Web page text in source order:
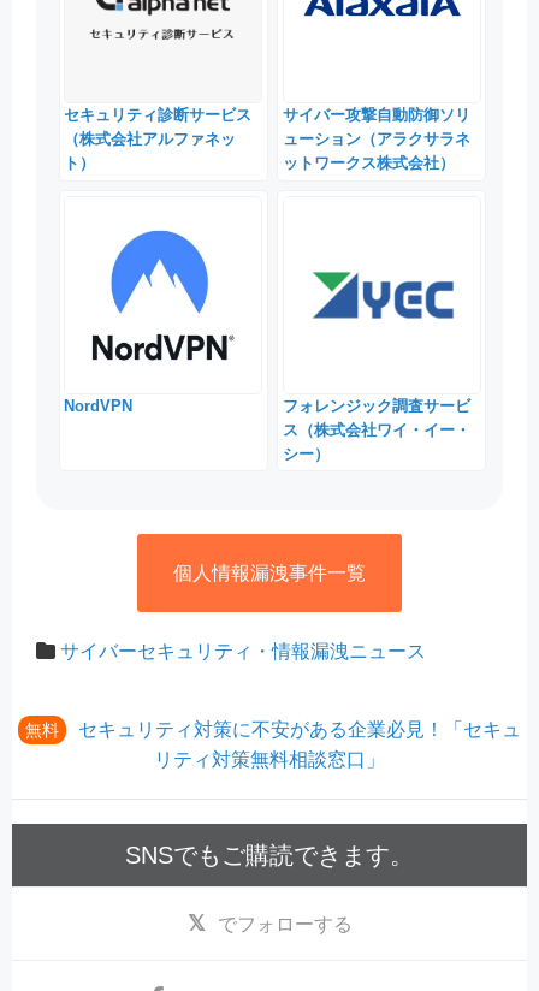
セキュリティ診断サービス
（株式会社アルファネッ
ト）
サイバー攻撃自動防御ソリ
ューション（アラクサラネ
ットワークス株式会社）
NordVPN
フォレンジック調査サービ
ス（株式会社ワイ・イー・
シー）
個人情報漏洩事件一覧
サイバーセキュリティ・情報漏洩ニュース
無料
セキュリティ対策に不安がある企業必見！「セキュ
リティ対策無料相談窓口」
SNSでもご購読できます。
でフォローする